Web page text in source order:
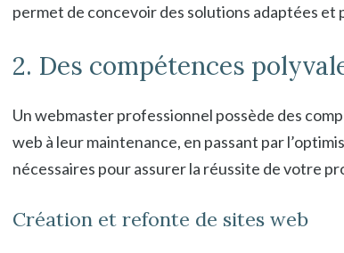
permet de concevoir des solutions adaptées et
2. Des compétences
Un webmaster professionnel possède des
web à leur maintenance, en passant par
nécessaires pour assurer la réussite de votre
Création et refonte de sites web